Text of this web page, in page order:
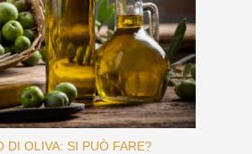
DI OLIVA: SI PUÒ FARE?